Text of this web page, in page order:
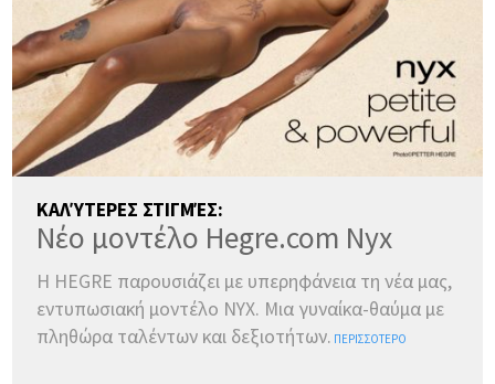
ΜΕΤΆΒΑΣΗ ΣΕ DARK MODE
ΧΏΡΑ:
ΓΛΏΣΣΕΣ:
ENGLISH
ΚΑΛΎΤΕΡΕΣ ΣΤΙΓΜΈΣ:
Νέο μοντέλο Hegre.com Nyx
Η HEGRE παρουσιάζει με υπερηφάνεια τη νέα μας,
εντυπωσιακή μοντέλο NYX. Μια γυναίκα-θαύμα με
πληθώρα ταλέντων και δεξιοτήτων. ΠΕΡΙΣΣΌΤΕΡΟ